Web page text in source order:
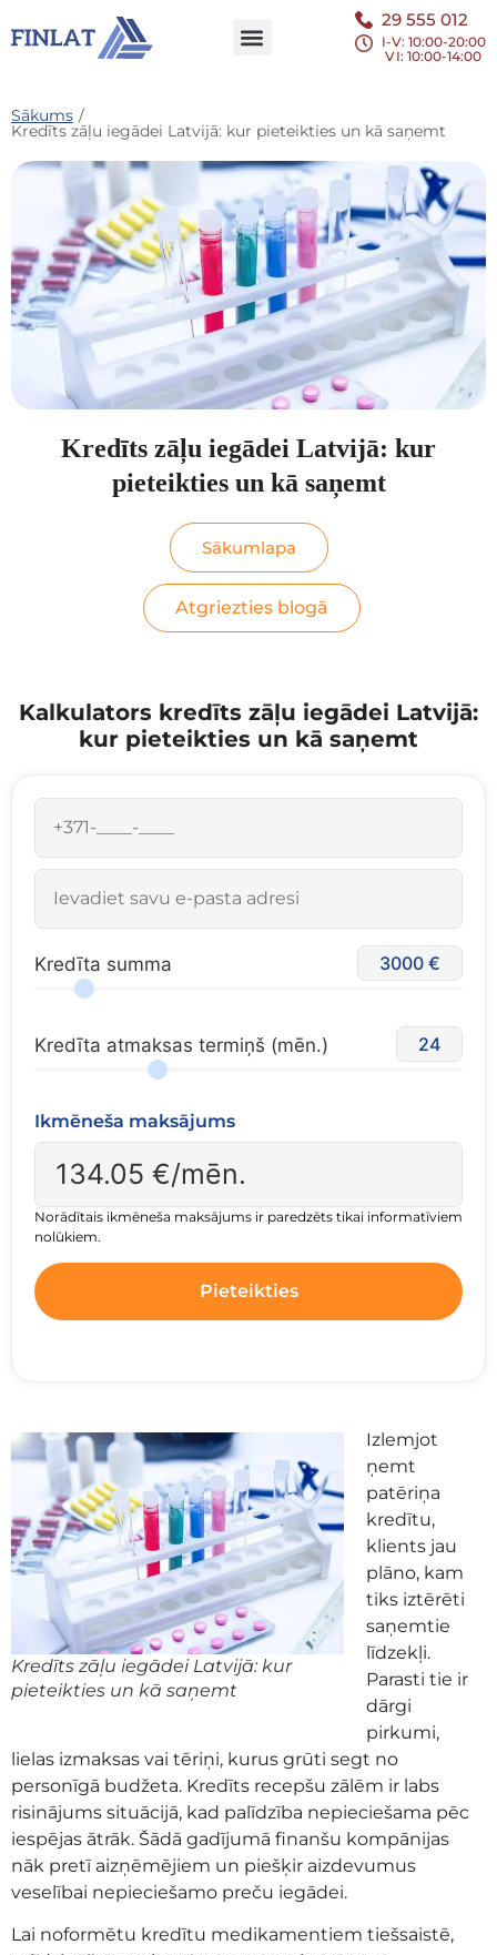
29 555 012
I-V: 10:00-20:00
VI: 10:00-14:00
Sākums /
Kredīts zāļu iegādei Latvijā: kur pieteikties un kā saņemt
Kredīts zāļu iegādei Latvijā: kur
pieteikties un kā saņemt
Sākumlapa
Atgriezties blogā
Kalkulators kredīts zāļu iegādei Latvijā:
kur pieteikties un kā saņemt
Kredīta summa 3000
Kredīta atmaksas termiņš (mēn.) 24
Ikmēneša maksājums
134.05 €/mēn.
Norādītais ikmēneša maksājums ir paredzēts tikai informatīviem
nolūkiem.
Pieteikties
Kredīts zāļu iegādei Latvijā: kur
pieteikties un kā saņemt
Izlemjot
ņemt
patēriņa
kredītu,
klients jau
plāno, kam
tiks iztērēti
saņemtie
līdzekļi.
Parasti tie ir
dārgi
pirkumi,
lielas izmaksas vai tēriņi, kurus grūti segt no
personīgā budžeta. Kredīts recepšu zālēm ir labs
risinājums situācijā, kad palīdzība nepieciešama pēc
iespējas ātrāk. Šādā gadījumā finanšu kompānijas
nāk pretī aizņēmējiem un piešķir aizdevumus
veselībai nepieciešamo preču iegādei.
Lai noformētu kredītu medikamentiem tiešsaistē,